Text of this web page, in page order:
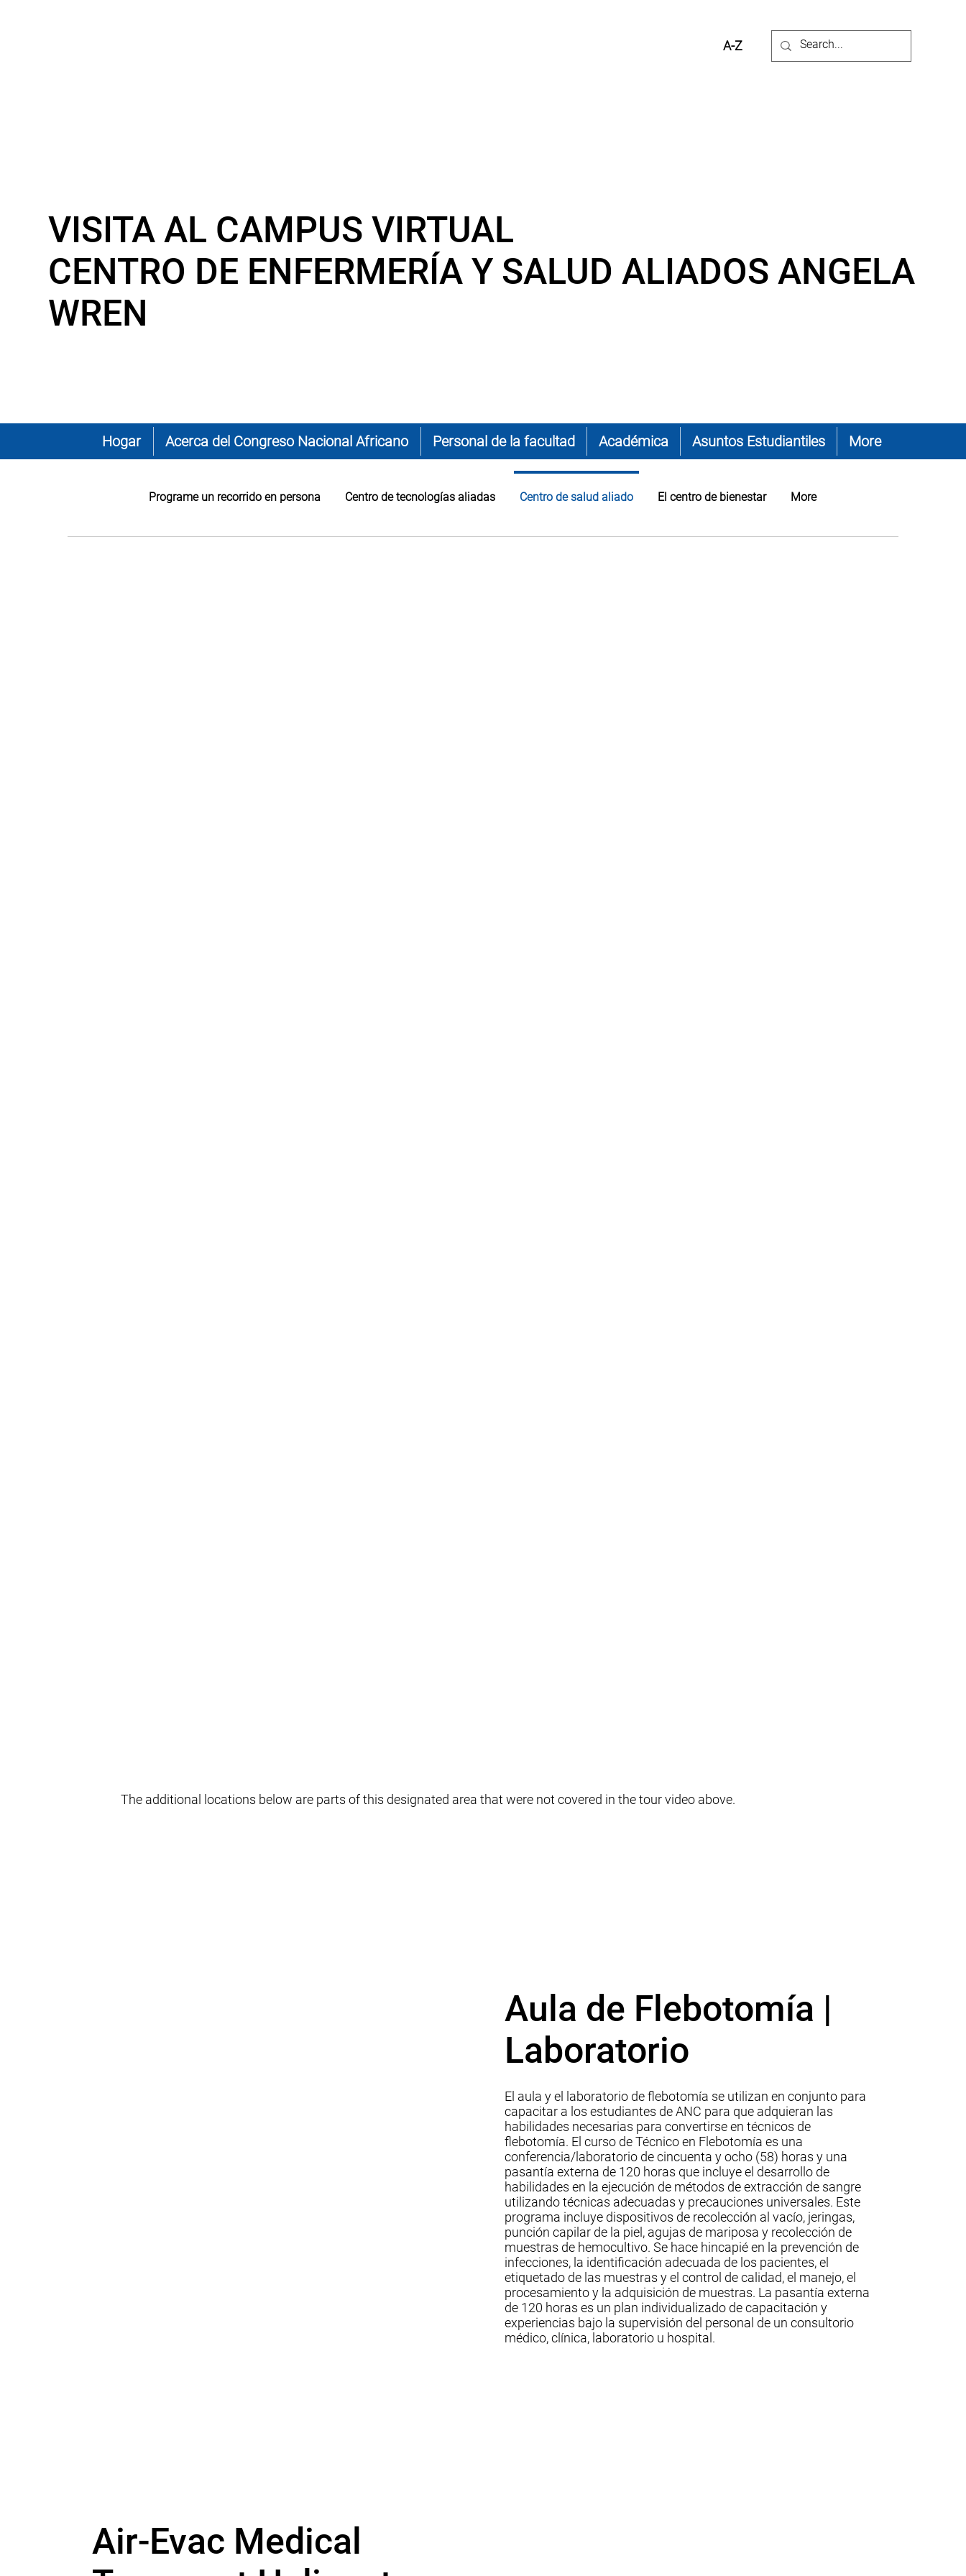
A-Z
VISITA AL CAMPUS VIRTUAL
CENTRO DE ENFERMERÍA Y SALUD ALIADOS ANGELA
WREN
Hogar Acerca del Congreso Nacional Africano Personal de la facultad Académica Asuntos Estudiantiles More
Programe un recorrido en persona Centro de tecnologías aliadas Centro de salud aliado El centro de bienestar More
The additional locations below are parts of this designated area that were not covered in the tour video above.
Aula de Flebotomía |
Laboratorio
El aula y el laboratorio de flebotomía se utilizan en conjunto para
capacitar a los estudiantes de ANC para que adquieran las
habilidades necesarias para convertirse en técnicos de
flebotomía. El curso de Técnico en Flebotomía es una
conferencia/laboratorio de cincuenta y ocho (58) horas y una
pasantía externa de 120 horas que incluye el desarrollo de
habilidades en la ejecución de métodos de extracción de sangre
utilizando técnicas adecuadas y precauciones universales. Este
programa incluye dispositivos de recolección al vacío, jeringas,
punción capilar de la piel, agujas de mariposa y recolección de
muestras de hemocultivo. Se hace hincapié en la prevención de
infecciones, la identificación adecuada de los pacientes, el
etiquetado de las muestras y el control de calidad, el manejo, el
procesamiento y la adquisición de muestras. La pasantía externa
de 120 horas es un plan individualizado de capacitación y
experiencias bajo la supervisión del personal de un consultorio
médico, clínica, laboratorio u hospital.
Air-Evac Medical